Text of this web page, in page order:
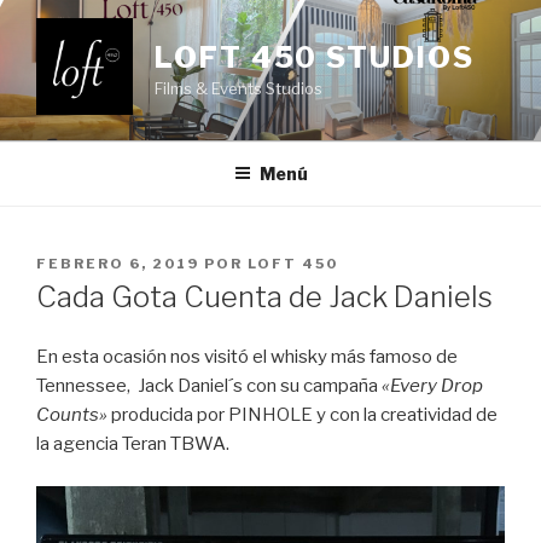
Saltar
contenido
LOFT 450 STUDIOS
Films & Events Studios
Menú
PUBLICADO
EL
FEBRERO 6, 2019 POR LOFT 450
Cada Gota Cuenta de Jack Daniels
En esta ocasión nos visitó el whisky más famoso de
Tennessee, Jack Daniel´s con su campaña «Every Drop
Counts» producida por PINHOLE y con la creatividad de
la agencia Teran TBWA.